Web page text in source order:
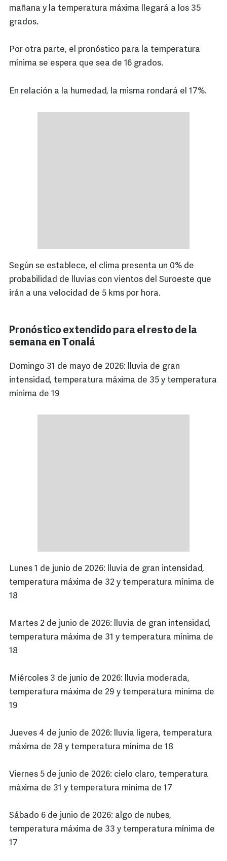
mañana y la temperatura máxima llegará a los 35
grados.
Por otra parte, el pronóstico para la temperatura
mínima se espera que sea de 16 grados.
En relación a la humedad, la misma rondará el 17%.
Según se establece, el clima presenta un 0% de
probabilidad de lluvias con vientos del Suroeste que
irán a una velocidad de 5 kms por hora.
Pronóstico extendido para el resto de la
semana en Tonalá
Domingo 31 de mayo de 2026: lluvia de gran
intensidad, temperatura máxima de 35 y temperatura
mínima de 19
Lunes 1 de junio de 2026: lluvia de gran intensidad,
temperatura máxima de 32 y temperatura mínima de
18
Martes 2 de junio de 2026: lluvia de gran intensidad,
temperatura máxima de 31 y temperatura mínima de
18
Miércoles 3 de junio de 2026: lluvia moderada,
temperatura máxima de 29 y temperatura mínima de
19
Jueves 4 de junio de 2026: lluvia ligera, temperatura
máxima de 28 y temperatura mínima de 18
Viernes 5 de junio de 2026: cielo claro, temperatura
máxima de 31 y temperatura mínima de 17
Sábado 6 de junio de 2026: algo de nubes,
temperatura máxima de 33 y temperatura mínima de
17